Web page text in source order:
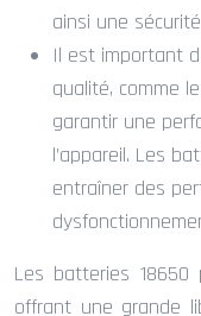
ainsi une
Il est important
qualité, comme
garantir une
l’appareil. Les
entraîner des
Les batteries 18650
offrant une grande